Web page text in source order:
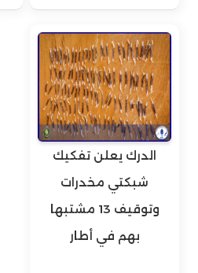
الدرك يعلن تفكيك
شبكتي مخدرات
وتوقيف 13 مشتبها
بهم في أطار